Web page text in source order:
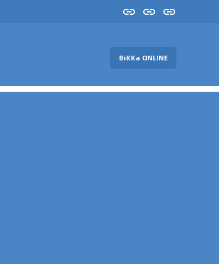
InstaYouTube
FB
ВіККа ONLINE